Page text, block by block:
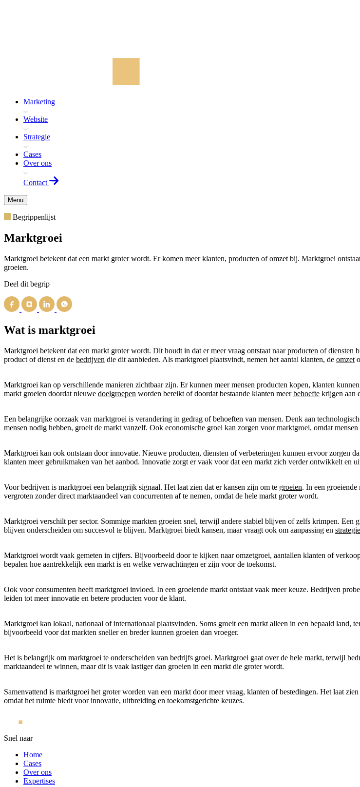
Marketing
Website
Strategie
Cases
Over ons
Contact
Menu
Begrippenlijst
Marktgroei
Marktgroei betekent dat een markt groter wordt. Er komen meer klanten, producten of omzet bij. Marktgroei
groeien.
Deel dit begrip
Wat is marktgroei
Marktgroei betekent dat een markt groter wordt. Dit houdt in dat er meer vraag ontstaat naarproducten ofdiensten
product of dienst en de bedrijven die dit aanbieden. Als marktgroei plaatsvindt, nemen het aantal klanten, de omzet
Marktgroei kan op verschillende manieren zichtbaar zijn. Er kunnen meer mensen producten kopen, klanten
markt groeien doordat nieuwe doelgroepen worden bereikt of doordat bestaande klanten meerbehoefte krijgen aan
Een belangrijke oorzaak van marktgroei is verandering in gedrag of behoeften van mensen. Denk aan
mensen nodig hebben, groeit de markt vanzelf. Ook economische groei kan zorgen voor marktgroei, omdat mensen
Marktgroei kan ook ontstaan door innovatie. Nieuwe producten, diensten of verbeteringen kunnen ervoor zorgen
klanten meer gebruikmaken van het aanbod. Innovatie zorgt er vaak voor dat een markt zich verder ontwikkelt en
Voor bedrijven is marktgroei een belangrijk signaal. Het laat zien dat er kansen zijn om te groeien. In een
vergroten zonder direct marktaandeel van concurrenten af te nemen, omdat de hele markt groter wordt.
Marktgroei verschilt per sector. Sommige markten groeien snel, terwijl andere stabiel blijven of zelfs krimpen. Een
blijven onderscheiden om succesvol te blijven. Marktgroei biedt kansen, maar vraagt ook om aanpassing en strategie
Marktgroei wordt vaak gemeten in cijfers. Bijvoorbeeld door te kijken naar omzetgroei, aantallen klanten of
bepalen hoe aantrekkelijk een markt is en welke verwachtingen er zijn voor de toekomst.
Ook voor consumenten heeft marktgroei invloed. In een groeiende markt ontstaat vaak meer keuze. Bedrijven
leiden tot meer innovatie en betere producten voor de klant.
Marktgroei kan lokaal, nationaal of internationaal plaatsvinden. Soms groeit een markt alleen in een bepaald
bijvoorbeeld voor dat markten sneller en breder kunnen groeien dan vroeger.
Het is belangrijk om marktgroei te onderscheiden van bedrijfs groei. Marktgroei gaat over de hele markt, terwijl
marktaandeel te winnen, maar dit is vaak lastiger dan groeien in een markt die groter wordt.
Samenvattend is marktgroei het groter worden van een markt door meer vraag, klanten of bestedingen. Het laat
omdat het ruimte biedt voor innovatie, uitbreiding en toekomstgerichte keuzes.
Snel naar
Home
Cases
Over ons
Expertises